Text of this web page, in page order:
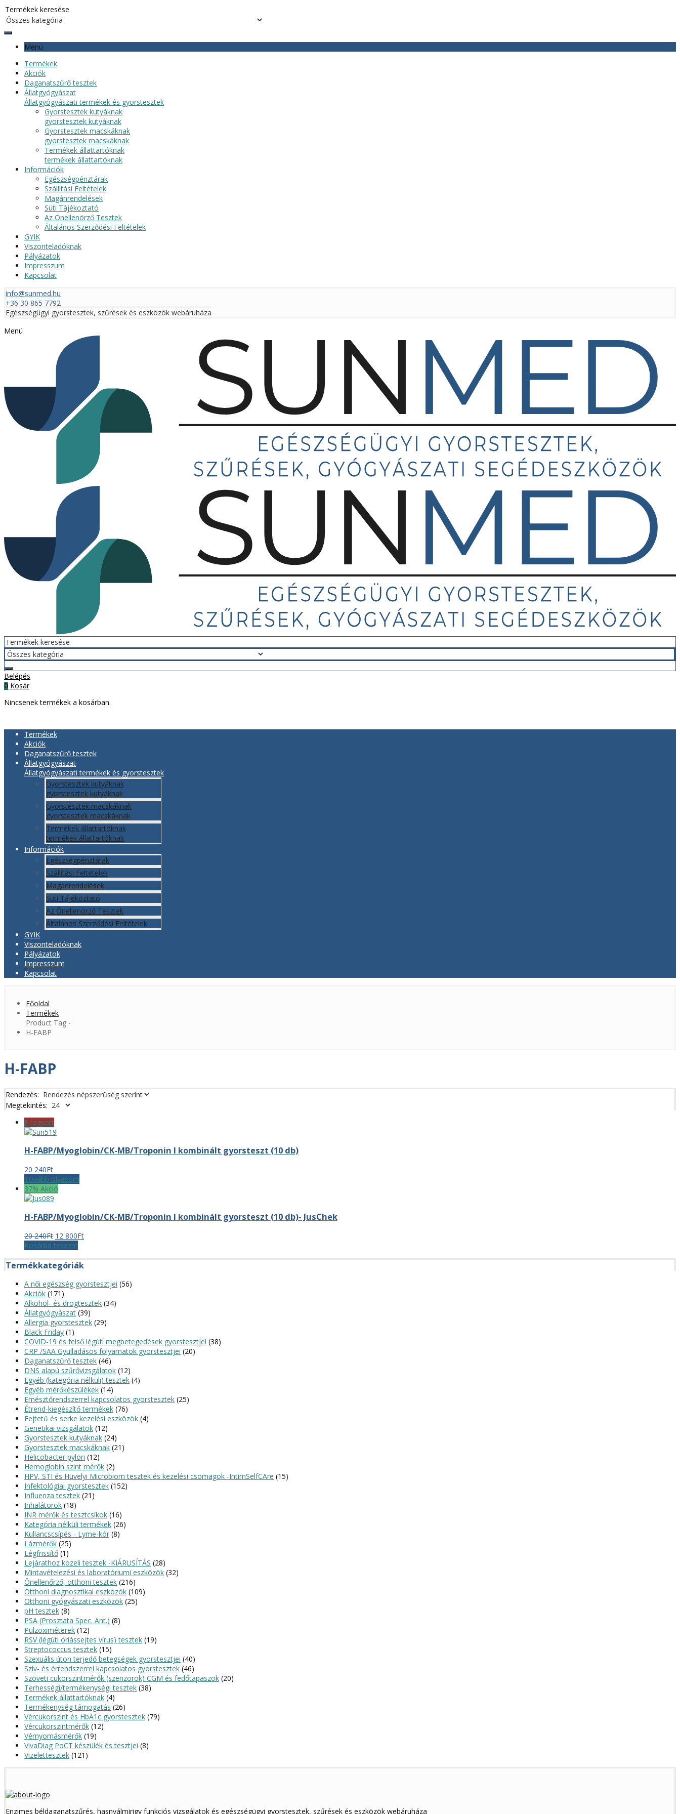
Menü
Termékek
Akciók
Daganatszűrő tesztek
Állatgyógyászat
Állatgyógyászati termékek és gyorstesztek
Gyorstesztek kutyáknak
gyorstesztek kutyáknak
Gyorstesztek macskáknak
gyorstesztek macskáknak
Termékek állattartóknak
termékek állattartóknak
Információk
Egészségpénztárak
Szállítási Feltételek
Magánrendelések
Süti Tájékoztató
Az Önellenörző Tesztek
Általános Szerződési Feltételek
GYIK
Viszonteladóknak
Pályázatok
Impresszum
Kapcsolat
info@sunmed.hu
+36 30 865 7792
Egészségügyi gyorstesztek, szűrések és eszközök webáruháza
Menü
Belépés
0 Kosár
Nincsenek termékek a kosárban.
Termékek
Akciók
Daganatszűrő tesztek
Állatgyógyászat
Állatgyógyászati termékek és gyorstesztek
Gyorstesztek kutyáknak
gyorstesztek kutyáknak
Gyorstesztek macskáknak
gyorstesztek macskáknak
Termékek állattartóknak
termékek állattartóknak
Információk
Egészségpénztárak
Szállítási Feltételek
Magánrendelések
Süti Tájékoztató
Az Önellenörző Tesztek
Általános Szerződési Feltételek
GYIK
Viszonteladóknak
Pályázatok
Impresszum
Kapcsolat
Főoldal
Termékek
Product Tag -
H-FABP
H-FABP
Rendezés:
Megtekintés:
Elfogyott
H-FABP/Myoglobin/CK-MB/Troponin I kombinált gyorsteszt (10 db)
20 240Ft
Tovább olvasom
37% Akció
H-FABP/Myoglobin/CK-MB/Troponin I kombinált gyorsteszt (10 db)- JusChek
20 240Ft Original
price
20
240Ft.
12 800FtCurrent
12
Kosárba teszem
Termékkategóriák
A női egészség gyorstesztjei (56)
Akciók (171)
Alkohol- és drogtesztek (34)
Állatgyógyászat (39)
Allergia gyorstesztek (29)
Black Friday (1)
COVID-19 és felső légúti megbetegedések gyorstesztjei (38)
CRP /SAA Gyulladásos folyamatok gyorstesztjei (20)
Daganatszűrő tesztek (46)
DNS alapú szűrővizsgálatok (12)
Egyéb (kategória nélküli) tesztek (4)
Egyéb mérőkészülékek (14)
Emésztőrendszerrel kapcsolatos gyorstesztek (25)
Étrend-kiegészítő termékek (76)
Fejtetű és serke kezelési eszközök (4)
Genetikai vizsgálatok (12)
Gyorstesztek kutyáknak (24)
Gyorstesztek macskáknak (21)
Helicobacter pylori (12)
Hemoglobin szint mérők (2)
HPV, STI és Hüvelyi Microbiom tesztek és kezelési csomagok -IntimSelfCAre (15)
Infektológiai gyorstesztek (152)
Influenza tesztek (21)
Inhalátorok (18)
INR mérők és tesztcsíkok (16)
Kategória nélküli termékek (26)
Kullancscsípés - Lyme-kór (8)
Lázmérők (25)
Légfrissítő (1)
Lejárathoz közeli tesztek -KIÁRUSÍTÁS (28)
Mintavételezési és laboratóriumi eszközök (32)
Önellenőrző, otthoni tesztek (216)
Otthoni diagnosztikai eszközök (109)
Otthoni gyógyászati eszközök (25)
pH tesztek (8)
PSA (Prosztata Spec. Ant.) (8)
Pulzoximéterek (12)
RSV (légúti óriássejtes vírus) tesztek (19)
Streptococcus tesztek (15)
Szexuális úton terjedő betegségek gyorstesztjei (40)
Szív- és érrendszerrel kapcsolatos gyorstesztek (46)
Szöveti cukorszintmérők (szenzorok) CGM és fedőtapaszok (20)
Terhességi/termékenységi tesztek (38)
Termékek állattartóknak (4)
Termékenység támogatás (26)
Vércukorszint és HbA1c gyorstesztek (79)
Vércukorszintmérők (12)
Vérnyomásmérők (19)
VivaDiag PoCT készülék és tesztjei (8)
Vizelettesztek (121)
Enzimes béldaganatszűrés, hasnyálmirigy funkciós vizsgálatok és egészségügyi gyorstesztek, szűrések és eszközök webáruháza